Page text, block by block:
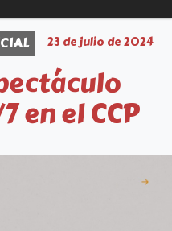
23 de julio de 2024
en el CCP